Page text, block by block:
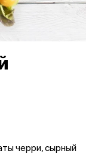
черри, сырный